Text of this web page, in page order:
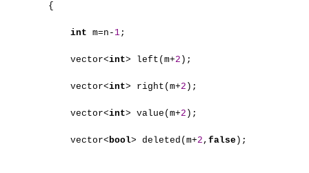
{
int m=n- 1;
vector<int> left(m+2 );
vector<int> right(m+2 );
vector<int> value(m+2 );
vector<bool> deleted(m+2 , false );